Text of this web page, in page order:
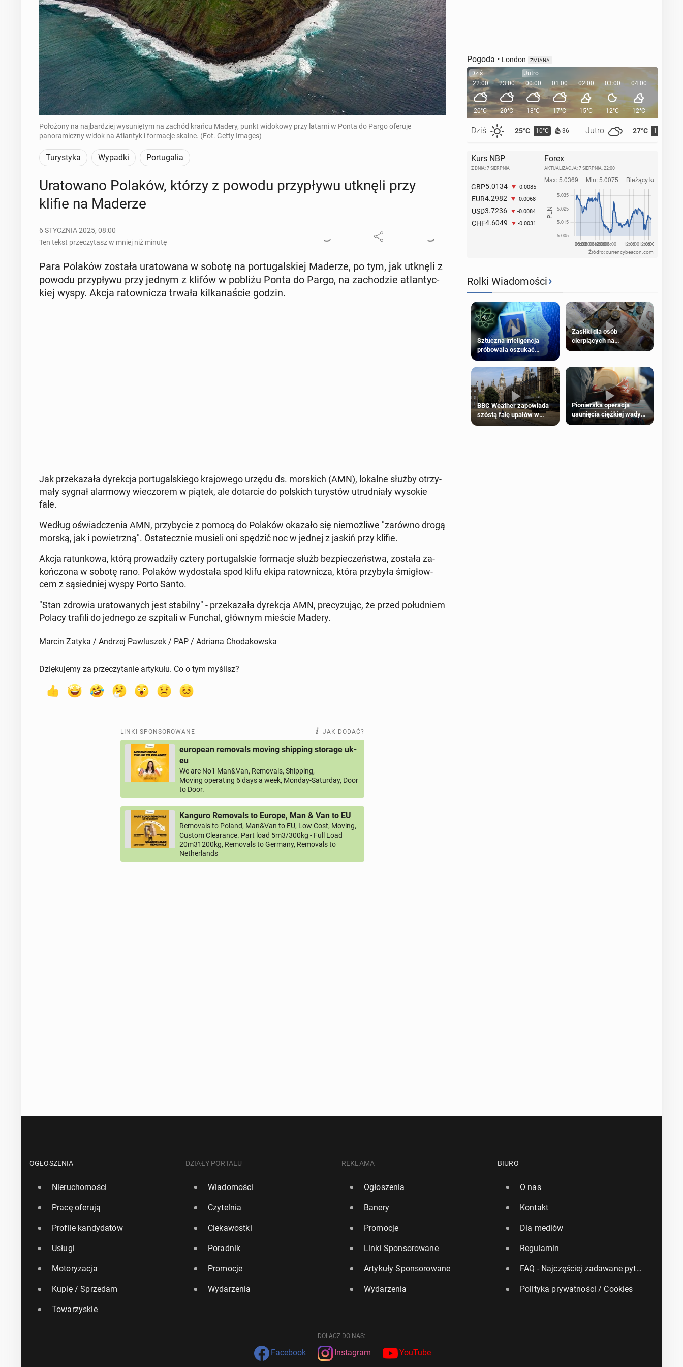
Położony na najbardziej wysuniętym na zachód krańcu Madery, punkt widokowy przy latarni w Ponta do Pargo oferuje
panoramiczny widok na Atlantyk i formacje skalne. (Fot. Getty Images)
Turystyka Wypadki Portugalia
Ura­to­wa­no Polaków, którzy z powodu przy­pły­wu utknęli przy
klifie na Maderze
6 STYCZNIA 2025, 08:00
Ten tekst przeczytasz w mniej niż minutę
Para Polaków została ura­to­wa­na w sobotę na por­tu­gal­skiej Maderze, po tym, jak utknęli z
powodu przy­pły­wu przy jednym z klifów w pobliżu Ponta do Pargo, na za­cho­dzie atlan­tyc­
kiej wyspy. Akcja ra­tow­ni­cza trwała kil­ka­na­ście godzin.
Jak prze­ka­za­ła dy­rek­cja por­tu­gal­skie­go kra­jo­we­go urzędu ds. mor­skich (AMN), lokalne służby otrzy­
ma­ły sygnał alar­mo­wy wie­czo­rem w piątek, ale do­tar­cie do pol­skich tu­ry­stów utrud­nia­ły wysokie
fale.
Według oświad­cze­nia AMN, przy­by­cie z pomocą do Polaków okazało się nie­moż­li­we "zarówno drogą
morską, jak i po­wietrz­ną". Osta­tecz­nie musieli oni spędzić noc w jednej z jaskiń przy klifie.
Akcja ra­tun­ko­wa, którą pro­wa­dzi­ły cztery por­tu­gal­skie for­ma­cje służb bez­pie­czeń­stwa, została za­
koń­czo­na w sobotę rano. Polaków wy­do­sta­ła spod klifu ekipa ra­tow­ni­cza, która przy­by­ła śmi­głow­
cem z są­sied­niej wyspy Porto Santo.
"Stan zdrowia ura­to­wa­nych jest sta­bil­ny" - prze­ka­za­ła dy­rek­cja AMN, pre­cy­zu­jąc, że przed po­łu­dniem
Polacy trafili do jednego ze szpi­ta­li w Funchal, głównym mieście Madery.
Marcin Zatyka / Andrzej Pawluszek / PAP / Adriana Chodakowska
Dziękujemy za przeczytanie artykułu. Co o tym myślisz?
LINKI SPONSOROWANE JAK DODAĆ?
european removals moving shipping storage uk-
eu
We are No1 Man&Van, Removals, Shipping,
Moving operating 6 days a week, Monday-Saturday, Door
to Door.
Kanguro Removals to Europe, Man & Van to EU
Removals to Poland, Man&Van to EU, Low Cost, Moving,
Custom Clearance. Part load 5m3/300kg - Full Load
20m31200kg, Removals to Germany, Removals to
Netherlands
Pogoda • London ZMIANA
Dziś
22:00
20°C
Dziś 25°C 10°C 36 Jutro 27°C 11°C
23:00
20°C
Jutro
00:00
18°C
01:00
17°C
02:00
15°C
03:00
12°C
04:00
12°C
05:00
Kurs NBP
Z DNIA: 7 SIERPNIA
GBP5.0134 -0.0085
EUR4.2982 -0.0068
USD3.7236 -0.0084
CHF4.6049 -0.0031
Forex
AKTUALIZACJA: 7 SIERPNIA, 22:00
Źródło: currencybeacon.com
Rolki Wiadomości›
Sztuczna inteligencja
próbowała oszukać
człowieka
Zasiłki dla osób
cierpiących na
schorzenia psychiczne
BBC Weather zapowiada
szóstą falę upałów w
Londynie
Pionierska operacja
usunięcia ciężkiej wady
wrodzonej płodu w łonie
OGŁOSZENIA
Nieruchomości
Pracę oferują
Profile kandydatów
Usługi
Motoryzacja
Kupię / Sprzedam
Towarzyskie
DZIAŁY PORTALU
Wiadomości
Czytelnia
Ciekawostki
Poradnik
Promocje
Wydarzenia
REKLAMA
Ogłoszenia
Banery
Promocje
Linki Sponsorowane
Artykuły Sponsorowane
Wydarzenia
BIURO
O nas
Kontakt
Dla mediów
Regulamin
FAQ - Najczęściej zadawane pytania
Polityka prywatności / Cookies
DOŁĄCZ DO NAS:
Facebook Instagram YouTube